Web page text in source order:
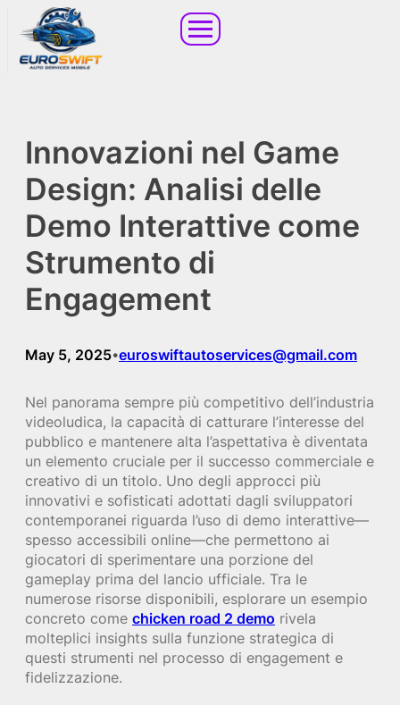
Innovazioni nel Game
Design: Analisi delle
Demo Interattive come
Strumento di
Engagement
May 5, 2025•euroswiftautoservices@gmail.com
Nel panorama sempre più competitivo dell’industria
videoludica, la capacità di catturare l’interesse del
pubblico e mantenere alta l’aspettativa è diventata
un elemento cruciale per il successo commerciale e
creativo di un titolo. Uno degli approcci più
innovativi e sofisticati adottati dagli sviluppatori
contemporanei riguarda l’uso di demo interattive—
spesso accessibili online—che permettono ai
giocatori di sperimentare una porzione del
gameplay prima del lancio ufficiale. Tra le
numerose risorse disponibili, esplorare un esempio
concreto come chicken road 2 demo rivela
molteplici insights sulla funzione strategica di
questi strumenti nel processo di engagement e
fidelizzazione.